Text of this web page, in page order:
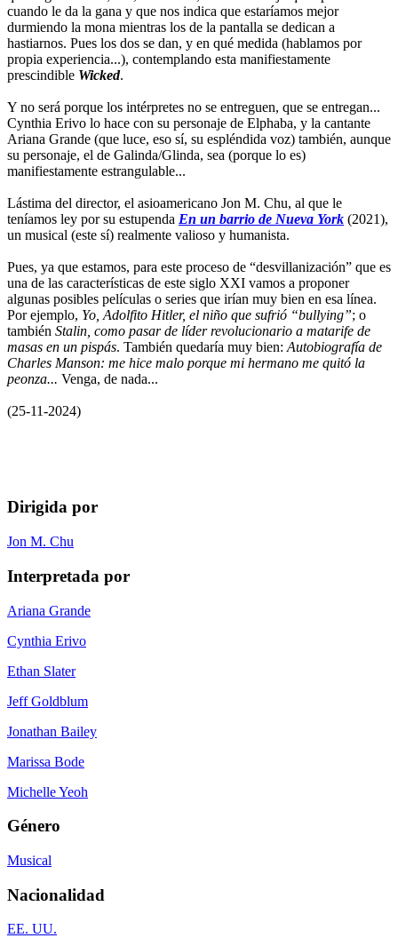
cuando le da la gana y que nos indica que estaríamos mejor
durmiendo la mona mientras los de la pantalla se dedican a
hastiarnos. Pues los dos se dan, y en qué medida (hablamos por
propia experiencia...), contemplando esta manifiestamente
prescindible Wicked.
Y no será porque los intérpretes no se entreguen, que se entregan...
Cynthia Erivo lo hace con su personaje de Elphaba, y la cantante
Ariana Grande (que luce, eso sí, su espléndida voz) también, aunque
su personaje, el de Galinda/Glinda, sea (porque lo es)
manifiestamente estrangulable...
Lástima del director, el asioamericano Jon M. Chu, al que le
teníamos ley por su estupenda En un barrio de Nueva York (2021),
un musical (este sí) realmente valioso y humanista.
Pues, ya que estamos, para este proceso de “desvillanización” que es
una de las características de este siglo XXI vamos a proponer
algunas posibles películas o series que irían muy bien en esa línea.
Por ejemplo, Yo, Adolfito Hitler, el niño que sufrió “bullying”; o
también Stalin, como pasar de líder revolucionario a matarife de
masas en un pispás. También quedaría muy bien: Autobiografía de
Charles Manson: me hice malo porque mi hermano me quitó la
peonza... Venga, de nada...
(25-11-2024)
Dirigida por
Jon M. Chu
Interpretada por
Ariana Grande
Cynthia Erivo
Ethan Slater
Jeff Goldblum
Jonathan Bailey
Marissa Bode
Michelle Yeoh
Género
Musical
Nacionalidad
EE. UU.